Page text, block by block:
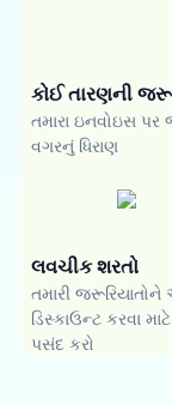
કોઈ તારણની
તમારા ઇનવોઇસ પર
વગરનું ધિરાણ
લવચીક શરતો
તમારી જરૂરિયાતોને
ડિસ્કાઉન્ટ કરવા
પસંદ કરો